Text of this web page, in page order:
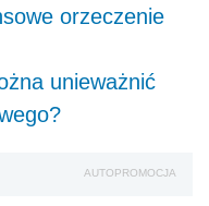
orzeczenie
unieważnić
AUTOPROMOCJA